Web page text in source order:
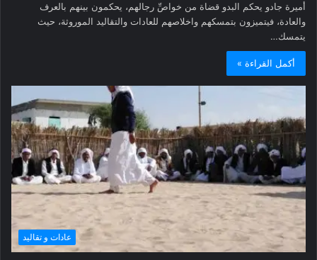
أميرة جادو يحكم البدو قضاة من خواصِّ رجالهم، يحكمون بينهم بالعرف
والعادة، فيتميزون بتمسكهم واخلاصهم للعادات والتقاليد الموروثة، حيث
يتمسك…
أكمل القراءة »
عادات و تقاليد